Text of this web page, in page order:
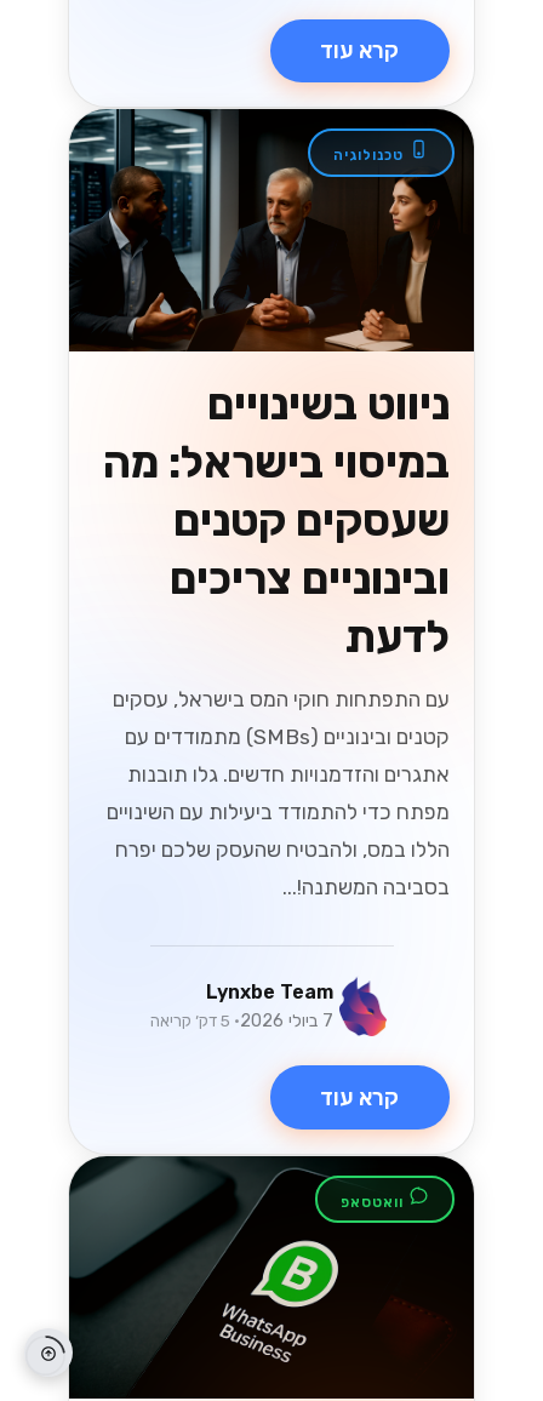
קרא עוד
טכנולוגיה
ניווט בשינויים
במיסוי בישראל: מה
שעסקים קטנים
ובינוניים צריכים
לדעת
עם התפתחות חוקי המס בישראל, עסקים
קטנים ובינוניים (SMBs) מתמודדים עם
אתגרים והזדמנויות חדשים. גלו תובנות
מפתח כדי להתמודד ביעילות עם השינויים
הללו במס, ולהבטיח שהעסק שלכם יפרח
בסביבה המשתנה!...
Lynxbe Team
7 ביולי 2026 • 5 דק׳ קריאה
קרא עוד
וואטסאפ